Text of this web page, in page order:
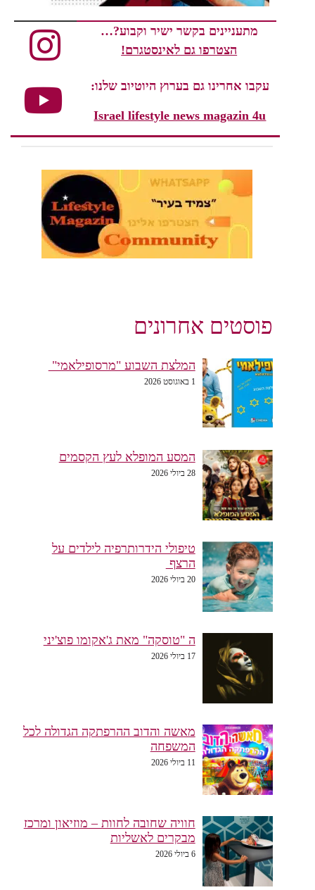
מתעניינים בקשר ישיר וקבוע?…
הצטרפו גם לאינסטגרם!
עקבו אחרינו גם בערוץ היוטיוב שלנו:
Israel lifestyle news magazin 4u
פוסטים אחרונים
המלצת השבוע "מרסופילאמי"
1 באוגוסט 2026
המסע המופלא לעץ הקסמים
28 ביולי 2026
טיפולי הידרותרפיה לילדים על
הרצף
20 ביולי 2026
ה "טוסקה" מאת ג'אקומו פוצ'יני
17 ביולי 2026
מאשה והדוב ההרפתקה הגדולה לכל
המשפחה
11 ביולי 2026
חוויה שחובה לחוות – מוזיאון ומרכז
מבקרים לאשליות
6 ביולי 2026